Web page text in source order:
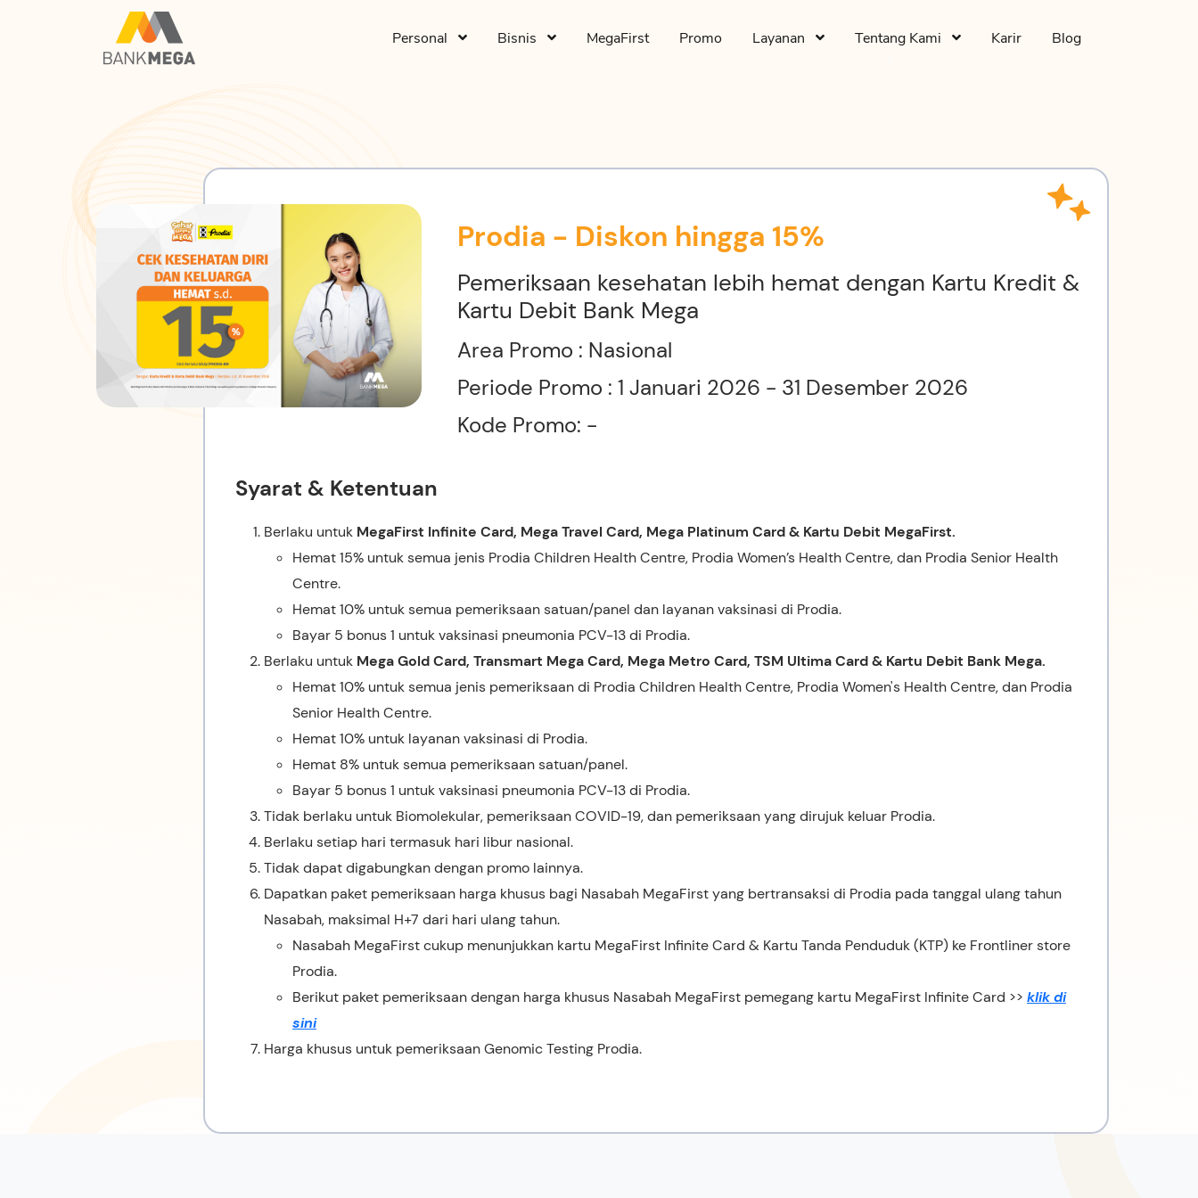
Personal Bisnis MegaFirst Promo Layanan Tentang Kami Karir Blog
Prodia - Diskon hingga 15%
Pemeriksaan kesehatan lebih hemat dengan Kartu Kredit &
Kartu Debit Bank Mega
Area Promo : Nasional
Periode Promo : 1 Januari 2026 - 31 Desember 2026
Kode Promo: -
Syarat & Ketentuan
Berlaku untuk MegaFirst Infinite Card, Mega Travel Card, Mega Platinum Card & Kartu Debit MegaFirst.
Hemat 15% untuk semua jenis Prodia Children Health Centre, Prodia Women’s Health Centre, dan Prodia Senior Health
Centre.
Hemat 10% untuk semua pemeriksaan satuan/panel dan layanan vaksinasi di Prodia.
Bayar 5 bonus 1 untuk vaksinasi pneumonia PCV-13 di Prodia.
Berlaku untuk Mega Gold Card, Transmart Mega Card, Mega Metro Card, TSM Ultima Card & Kartu Debit Bank Mega.
Hemat 10% untuk semua jenis pemeriksaan di Prodia Children Health Centre, Prodia Women's Health Centre, dan Prodia
Senior Health Centre.
Hemat 10% untuk layanan vaksinasi di Prodia.
Hemat 8% untuk semua pemeriksaan satuan/panel.
Bayar 5 bonus 1 untuk vaksinasi pneumonia PCV-13 di Prodia.
Tidak berlaku untuk Biomolekular, pemeriksaan COVID-19, dan pemeriksaan yang dirujuk keluar Prodia.
Berlaku setiap hari termasuk hari libur nasional.
Tidak dapat digabungkan dengan promo lainnya.
Dapatkan paket pemeriksaan harga khusus bagi Nasabah MegaFirst yang bertransaksi di Prodia pada tanggal ulang tahun
Nasabah, maksimal H+7 dari hari ulang tahun.
Nasabah MegaFirst cukup menunjukkan kartu MegaFirst Infinite Card & Kartu Tanda Penduduk (KTP) ke Frontliner store
Prodia.
Berikut paket pemeriksaan dengan harga khusus Nasabah MegaFirst pemegang kartu MegaFirst Infinite Card >> klik di
sini
Harga khusus untuk pemeriksaan Genomic Testing Prodia.